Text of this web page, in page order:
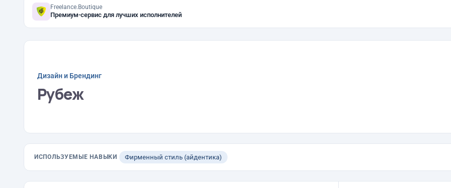
Freelance.Boutique
Премиум-сервис для лучших исполнителей
Дизайн и Брендинг
Рубеж
ИСПОЛЬЗУЕМЫЕ НАВЫКИ Фирменный стиль (айдентика)